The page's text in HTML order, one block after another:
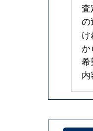
査
の
か
希
内